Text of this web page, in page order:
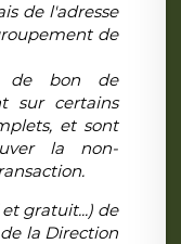
de l'adresse
de
de bon de
sur certains
et sont
la non-
gratuit...) de
la Direction